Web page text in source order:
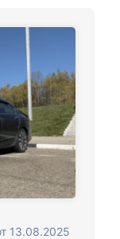
13.08.2025